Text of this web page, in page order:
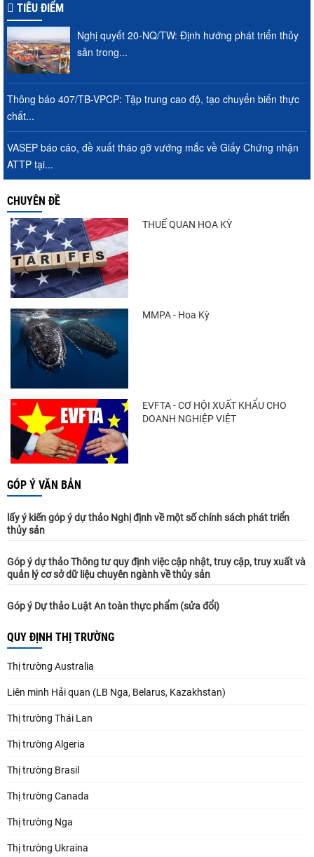
TIÊU ĐIỂM
Nghị quyết 20-NQ/TW: Định hướng phát triển thủy
sản trong...
Thông báo 407/TB-VPCP: Tập trung cao độ, tạo chuyển biến thực
chất...
VASEP báo cáo, đề xuất tháo gỡ vướng mắc về Giấy Chứng nhận
ATTP tại...
CHUYÊN ĐỀ
THUẾ QUAN HOA KỲ
MMPA - Hoa Kỳ
EVFTA - CƠ HỘI XUẤT KHẨU CHO
DOANH NGHIỆP VIỆT
GÓP Ý VĂN BẢN
lấy ý kiến góp ý dự thảo Nghị định về một số chính sách phát triển
thủy sản
Góp ý dự thảo Thông tư quy định việc cập nhật, truy cập, truy xuất và
quản lý cơ sở dữ liệu chuyên ngành về thủy sản
Góp ý Dự thảo Luật An toàn thực phẩm (sửa đổi)
QUY ĐỊNH THỊ TRƯỜNG
Thị trường Australia
Liên minh Hải quan (LB Nga, Belarus, Kazakhstan)
Thị trường Thái Lan
Thị trường Algeria
Thị trường Brasil
Thị trường Canada
Thị trường Nga
Thị trường Ukraina